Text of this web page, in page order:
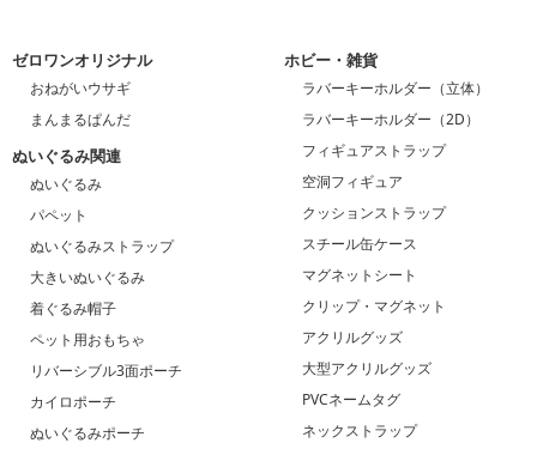
ゼロワンオリジナル
おねがいウサギ
まんまるぱんだ
ぬいぐるみ関連
ぬいぐるみ
パペット
ぬいぐるみストラップ
大きいぬいぐるみ
着ぐるみ帽子
ペット用おもちゃ
リバーシブル3面ポーチ
カイロポーチ
ぬいぐるみポーチ
ホビー・雑貨
ラバーキーホルダー（立体）
ラバーキーホルダー（2D）
フィギュアストラップ
空洞フィギュア
クッションストラップ
スチール缶ケース
マグネットシート
クリップ・マグネット
アクリルグッズ
大型アクリルグッズ
PVCネームタグ
ネックストラップ